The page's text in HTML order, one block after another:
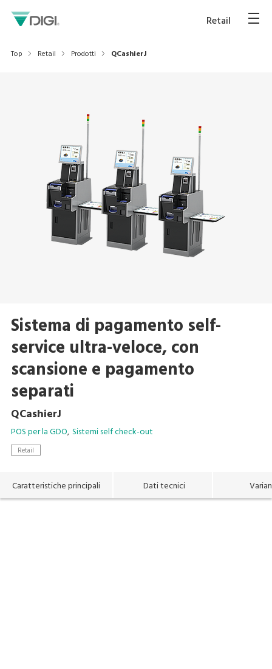
Retail
Top Retail Prodotti QCashierJ
Sistema di pagamento self-
service ultra-veloce, con
scansione e pagamento
separati
QCashierJ
POS per la GDO Sistemi self check-out
Retail
Caratteristiche principali Dati tecnici